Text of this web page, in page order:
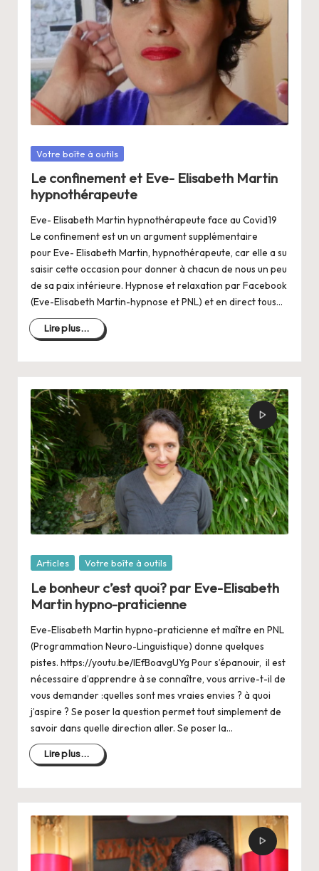
n
g
e
r
s
a
V
ie
Posté
Votre boîte à outils
Le confinement et Eve- Elisabeth Martin
hypnothérapeute
Eve- Elisabeth Martin hypnothérapeute face au Covid19
Le confinement est un un argument supplémentaire
pour Eve- Elisabeth Martin, hypnothérapeute, car elle a su
saisir cette occasion pour donner à chacun de nous un peu
de sa paix intérieure. Hypnose et relaxation par Facebook
(Eve-Elisabeth Martin-hypnose et PNL) et en direct tous…
Lire plus...
Posté
Articles Votre boîte à outils
Le bonheur c’est quoi? par Eve-Elisabeth
Martin hypno-praticienne
Eve-Elisabeth Martin hypno-praticienne et maître en PNL
(Programmation Neuro-Linguistique) donne quelques
pistes. https://youtu.be/lEfBoavgUYg Pour s’épanouir, il est
nécessaire d’apprendre à se connaître, vous arrive-t-il de
vous demander :quelles sont mes vraies envies ? à quoi
j’aspire ? Se poser la question permet tout simplement de
savoir dans quelle direction aller. Se poser la…
Lire plus...